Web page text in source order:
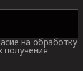
на обработку
получения